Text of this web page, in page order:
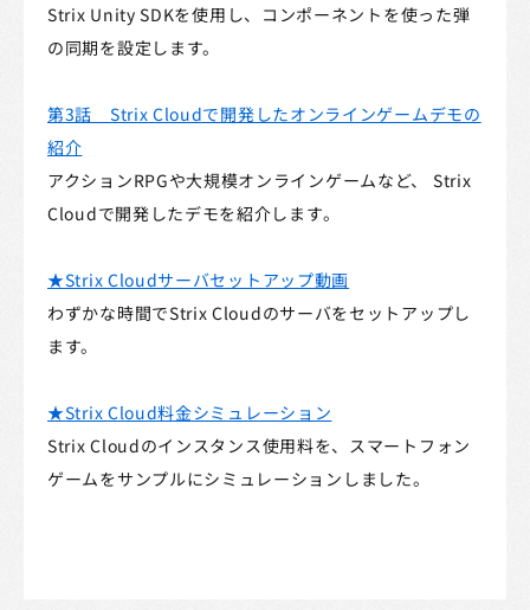
STRIXロゴ規定
クッキーポリシー
サードパーティに関する法的通知
Strix Unity SDKを使用し、コンポーネントを使った弾
の同期を設定します。
第3話 Strix Cloudで開発したオンラインゲームデモの
紹介
アクションRPGや大規模オンラインゲームなど、 Strix
Cloudで開発したデモを紹介します。
★Strix Cloudサーバセットアップ動画
わずかな時間でStrix Cloudのサーバをセットアップし
ます。
★Strix Cloud料金シミュレーション
Strix Cloudのインスタンス使用料を、スマートフォン
ゲームをサンプルにシミュレーションしました。